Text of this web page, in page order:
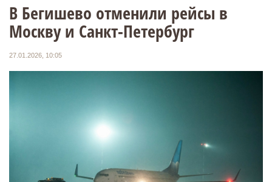
В Бегишево отменили рейсы в
Москву и Санкт-Петербург
27.01.2026, 10:05